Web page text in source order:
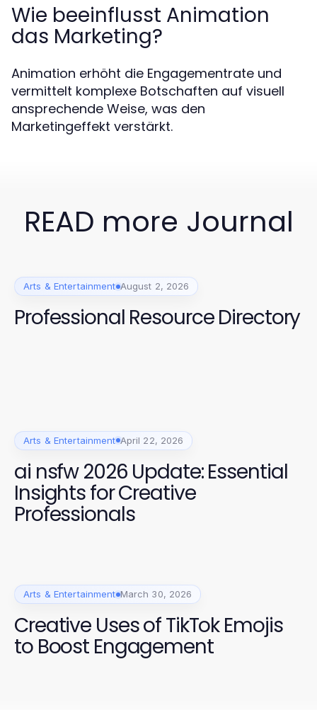
Wie beeinflusst Animation
das Marketing?
Animation erhöht die Engagementrate und
vermittelt komplexe Botschaften auf visuell
ansprechende Weise, was den
Marketingeffekt verstärkt.
READ more Journal
Arts & Entertainment August 2, 2026
Professional Resource Directory
Arts & Entertainment April 22, 2026
ai nsfw 2026 Update: Essential
Insights for Creative
Professionals
Arts & Entertainment March 30, 2026
Creative Uses of TikTok Emojis
to Boost Engagement